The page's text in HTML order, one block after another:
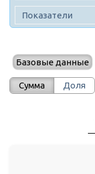
Базовые данные
Сумма Доля